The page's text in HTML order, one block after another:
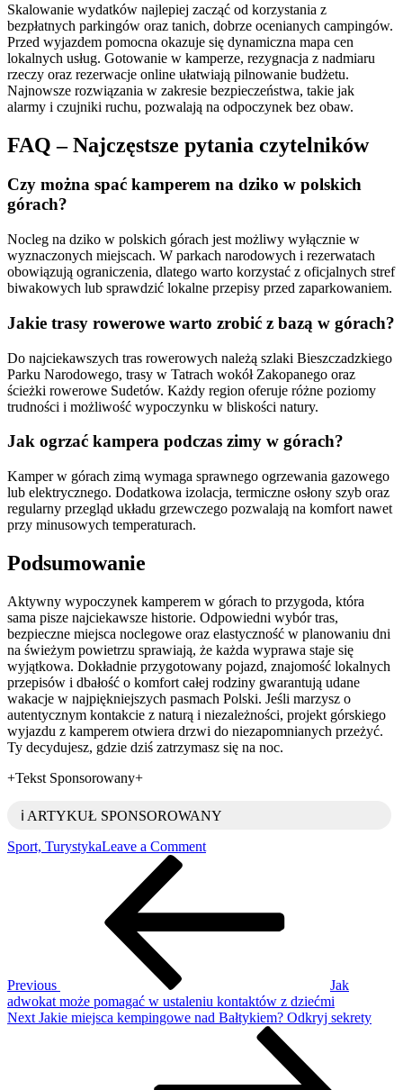
Skalowanie wydatków najlepiej zacząć od korzystania z
bezpłatnych parkingów oraz tanich, dobrze ocenianych campingów.
Przed wyjazdem pomocna okazuje się dynamiczna mapa cen
lokalnych usług. Gotowanie w kamperze, rezygnacja z nadmiaru
rzeczy oraz rezerwacje online ułatwiają pilnowanie budżetu.
Najnowsze rozwiązania w zakresie bezpieczeństwa, takie jak
alarmy i czujniki ruchu, pozwalają na odpoczynek bez obaw.
FAQ – Najczęstsze pytania czytelników
Czy można spać kamperem na dziko w polskich
górach?
Nocleg na dziko w polskich górach jest możliwy wyłącznie w
wyznaczonych miejscach. W parkach narodowych i rezerwatach
obowiązują ograniczenia, dlatego warto korzystać z oficjalnych stref
biwakowych lub sprawdzić lokalne przepisy przed zaparkowaniem.
Jakie trasy rowerowe warto zrobić z bazą w górach?
Do najciekawszych tras rowerowych należą szlaki Bieszczadzkiego
Parku Narodowego, trasy w Tatrach wokół Zakopanego oraz
ścieżki rowerowe Sudetów. Każdy region oferuje różne poziomy
trudności i możliwość wypoczynku w bliskości natury.
Jak ogrzać kampera podczas zimy w górach?
Kamper w górach zimą wymaga sprawnego ogrzewania gazowego
lub elektrycznego. Dodatkowa izolacja, termiczne osłony szyb oraz
regularny przegląd układu grzewczego pozwalają na komfort nawet
przy minusowych temperaturach.
Podsumowanie
Aktywny wypoczynek kamperem w górach to przygoda, która
sama pisze najciekawsze historie. Odpowiedni wybór tras,
bezpieczne miejsca noclegowe oraz elastyczność w planowaniu dni
na świeżym powietrzu sprawiają, że każda wyprawa staje się
wyjątkowa. Dokładnie przygotowany pojazd, znajomość lokalnych
przepisów i dbałość o komfort całej rodziny gwarantują udane
wakacje w najpiękniejszych pasmach Polski. Jeśli marzysz o
autentycznym kontakcie z naturą i niezależności, projekt górskiego
wyjazdu z kamperem otwiera drzwi do niezapomnianych przeżyć.
Ty decydujesz, gdzie dziś zatrzymasz się na noc.
+Tekst Sponsorowany+
ℹ️ ARTYKUŁ SPONSOROWANY
Sport, TurystykaLeave a Commenton
w
wygoda
na
Previous
Jak
adwokat może pomagać w ustaleniu kontaktów z dziećmi
Next
Next Jakie miejsca kempingowe nad Bałtykiem? Odkryj sekrety